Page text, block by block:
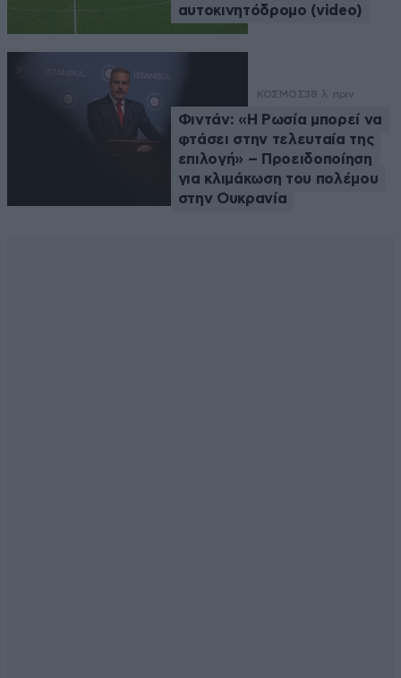
αυτοκινητόδρομο (video)
ΚΟΣΜΟΣ38 λ. πριν
Φιντάν: «Η Ρωσία μπορεί να
φτάσει στην τελευταία της
επιλογή» – Προειδοποίηση
για κλιμάκωση του πολέμου
στην Ουκρανία